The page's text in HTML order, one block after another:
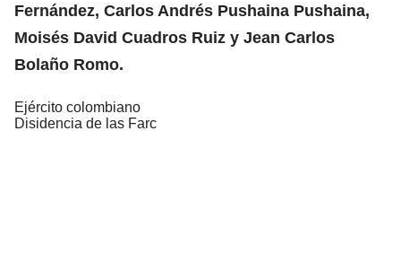
Fernández, Carlos Andrés Pushaina Pushaina,
Moisés David Cuadros Ruiz y Jean Carlos
Bolaño Romo.
Ejército colombiano
Disidencia de las Farc